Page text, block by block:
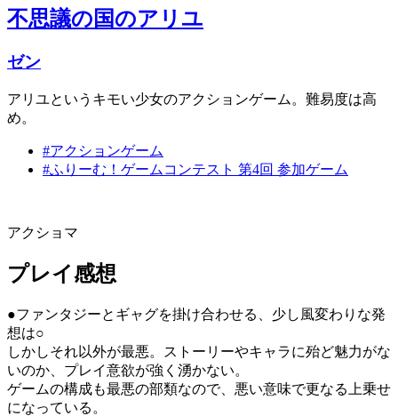
不思議の国のアリユ
ゼン
アリユというキモい少女のアクションゲーム。難易度は高
め。
#アクションゲーム
#ふりーむ！ゲームコンテスト 第4回 参加ゲーム
アクショマ
プレイ感想
●ファンタジーとギャグを掛け合わせる、少し風変わりな発
想は○
しかしそれ以外が最悪。ストーリーやキャラに殆ど魅力がな
いのか、プレイ意欲が強く湧かない。
ゲームの構成も最悪の部類なので、悪い意味で更なる上乗せ
になっている。